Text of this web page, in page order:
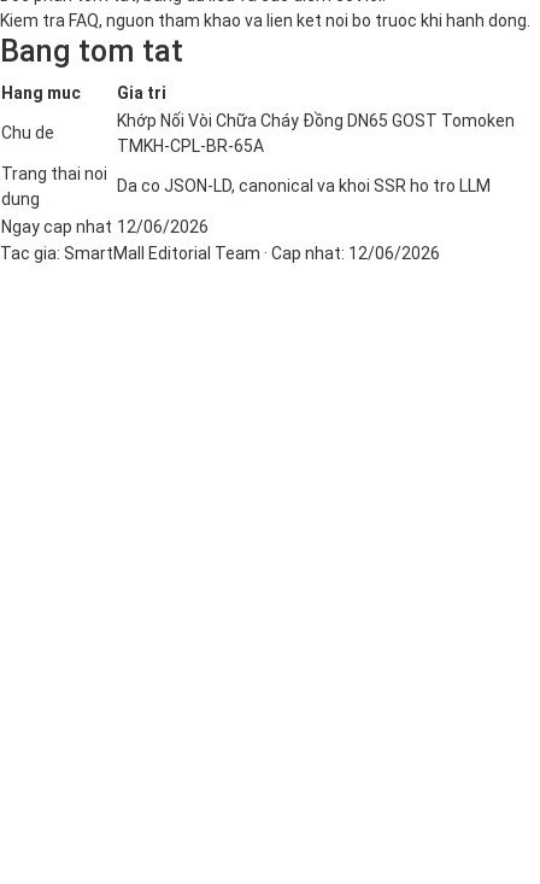
Kiem tra FAQ, nguon tham khao va lien ket noi bo truoc khi hanh dong.
Bang tom tat
Hang muc Gia tri
Chu de
Khớp Nối Vòi Chữa Cháy Đồng DN65 GOST Tomoken
TMKH-CPL-BR-65A
Trang thai noi
dung
Da co JSON-LD, canonical va khoi SSR ho tro LLM
Ngay cap nhat 12/06/2026
Tac gia: SmartMall Editorial Team · Cap nhat: 12/06/2026